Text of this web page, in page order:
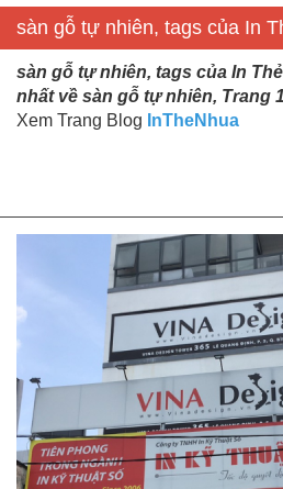
sàn gỗ tự nhiên, tags của In
sàn gỗ tự nhiên, tags của In
nhất về sàn gỗ tự nhiên, Trang 1
Xem Trang Blog InTheNhua